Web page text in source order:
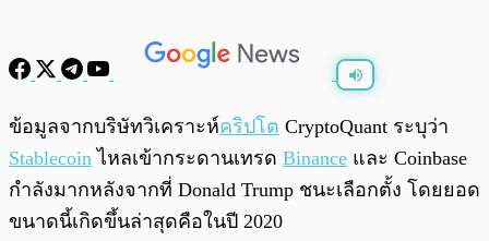
พร้อมเล่น 0:00
ข้อมูลจากบริษัทวิเคราะห์คริปโต CryptoQuant ระบุว่า
Stablecoin ไหลเข้ากระดานเทรด Binance และ Coinbase
กำลังมากหลังจากที่ Donald Trump ชนะเลือกตั้ง โดยยอด
ขนาดนี้เกิดขึ้นล่าสุดคือในปี 2020